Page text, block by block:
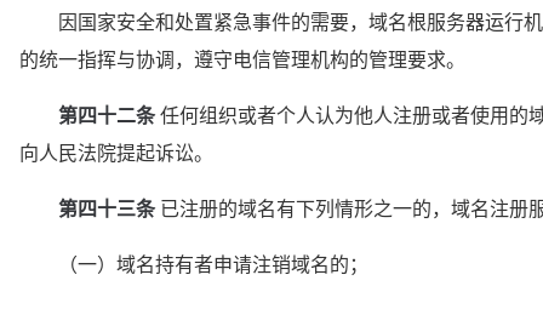
因国家安全和处置紧急事件的需要，域名根服务器运行
的统一指挥与协调，遵守电信管理机构的管理要求。
第四十二条 任何组织或者个人认为他人注册或者使用的
向人民法院提起诉讼。
第四十三条 已注册的域名有下列情形之一的，域名注册
（一）域名持有者申请注销域名的；